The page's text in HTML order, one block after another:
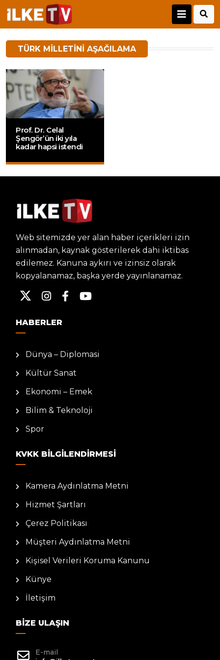
TÜRK MILLETINI AŞAĞILAMA
Prof. Dr. Celal
Şengör’ün iki yıla
kadar hapsi istendi
Web sitemizde yer alan haber içerikleri izin
alınmadan, kaynak gösterilerek dahi iktibas
edilemez. Kanuna aykırı ve izinsiz olarak
kopyalanamaz, başka yerde yayınlanamaz.
HABERLER
Dünya – Diplomasi
Kültür Sanat
Ekonomi – Emek
Bilim & Teknoloji
Spor
KVKK BILGILENDIRMESI
Kamera Aydınlatma Metni
Hizmet Şartları
Çerez Politikası
Müşteri Aydınlatma Metni
Kişisel Verileri Koruma Kanunu
Künye
İletişim
BIZE ULAŞIN
E-mail